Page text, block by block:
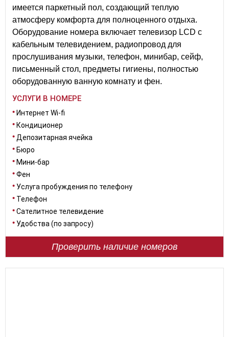
имеется паркетный пол, создающий теплую
атмосферу комфорта для полноценного отдыха.
Оборудование номера включает телевизор LCD с
кабельным телевидением, радиопровод для
прослушивания музыки, телефон, минибар, сейф,
письменный стол, предметы гигиены, полностью
оборудованную ванную комнату и фен.
УСЛУГИ В НОМЕРЕ
Интернет Wi-fi
Кондиционер
Депозитарная ячейка
Бюро
Мини-бар
Фен
Услуга пробуждения по телефону
Телефон
Сателитное телевидение
Удобства (по запросу)
Проверить наличие номеров